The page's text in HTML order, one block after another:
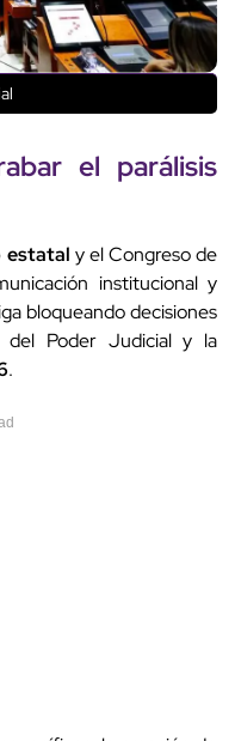
el parálisis
estatal y el Congreso de
institucional y
bloqueando decisiones
del Poder Judicial y la
.